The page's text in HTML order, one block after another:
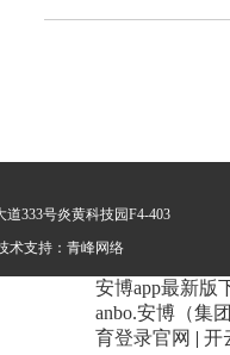
道333号炎黄科技园F4-403
术支持： 青峰网络
安博app最新版
anbo.安博（集
育登录官网 | 开